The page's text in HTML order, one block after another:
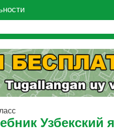
Узбекский